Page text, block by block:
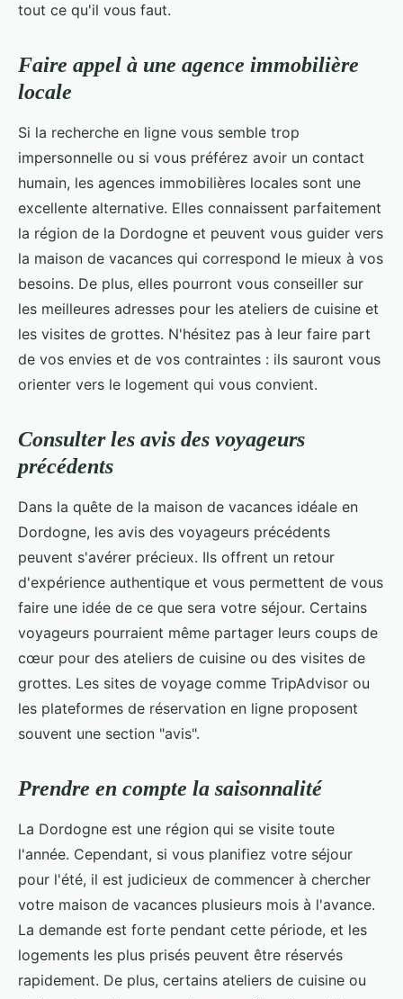
tout ce qu'il vous faut.
Faire appel à une agence immobilière
locale
Si la recherche en ligne vous semble trop
impersonnelle ou si vous préférez avoir un contact
humain, les agences immobilières locales sont une
excellente alternative. Elles connaissent parfaitement
la région de la Dordogne et peuvent vous guider vers
la maison de vacances qui correspond le mieux à vos
besoins. De plus, elles pourront vous conseiller sur
les meilleures adresses pour les ateliers de cuisine et
les visites de grottes. N'hésitez pas à leur faire part
de vos envies et de vos contraintes : ils sauront vous
orienter vers le logement qui vous convient.
Consulter les avis des voyageurs
précédents
Dans la quête de la maison de vacances idéale en
Dordogne, les avis des voyageurs précédents
peuvent s'avérer précieux. Ils offrent un retour
d'expérience authentique et vous permettent de vous
faire une idée de ce que sera votre séjour. Certains
voyageurs pourraient même partager leurs coups de
cœur pour des ateliers de cuisine ou des visites de
grottes. Les sites de voyage comme TripAdvisor ou
les plateformes de réservation en ligne proposent
souvent une section "avis".
Prendre en compte la saisonnalité
La Dordogne est une région qui se visite toute
l'année. Cependant, si vous planifiez votre séjour
pour l'été, il est judicieux de commencer à chercher
votre maison de vacances plusieurs mois à l'avance.
La demande est forte pendant cette période, et les
logements les plus prisés peuvent être réservés
rapidement. De plus, certains ateliers de cuisine ou